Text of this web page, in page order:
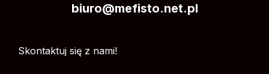
biuro@mefisto.net.pl
Skontaktuj się z nami!